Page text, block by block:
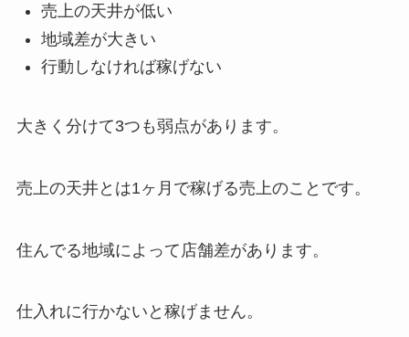
売上の天井が低い
地域差が大きい
行動しなければ稼げない
大きく分けて3つも弱点があります。
売上の天井とは1ヶ月で稼げる売上のことです。
住んでる地域によって店舗差があります。
仕入れに行かないと稼げません。